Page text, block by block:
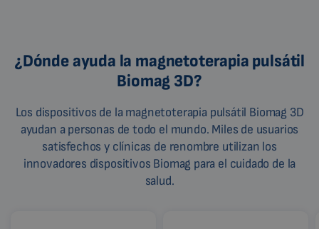
¿Dónde ayuda la magnetoterapia pulsátil
Biomag 3D?
Los dispositivos de la magnetoterapia pulsátil Biomag 3D
ayudan a personas de todo el mundo. Miles de usuarios
satisfechos y clínicas de renombre utilizan los
innovadores dispositivos Biomag para el cuidado de la
salud.